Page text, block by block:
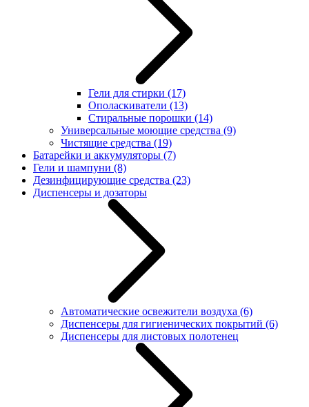
Гели для стирки (17)
Ополаскиватели (13)
Стиральные порошки (14)
Универсальные моющие средства (9)
Чистящие средства (19)
Батарейки и аккумуляторы (7)
Гели и шампуни (8)
Дезинфицирующие средства (23)
Диспенсеры и дозаторы
Автоматические освежители воздуха (6)
Диспенсеры для гигиенических покрытий (6)
Диспенсеры для листовых полотенец